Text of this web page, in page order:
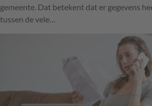
gemeente. Dat betekent dat er gegevens
tussen de vele…